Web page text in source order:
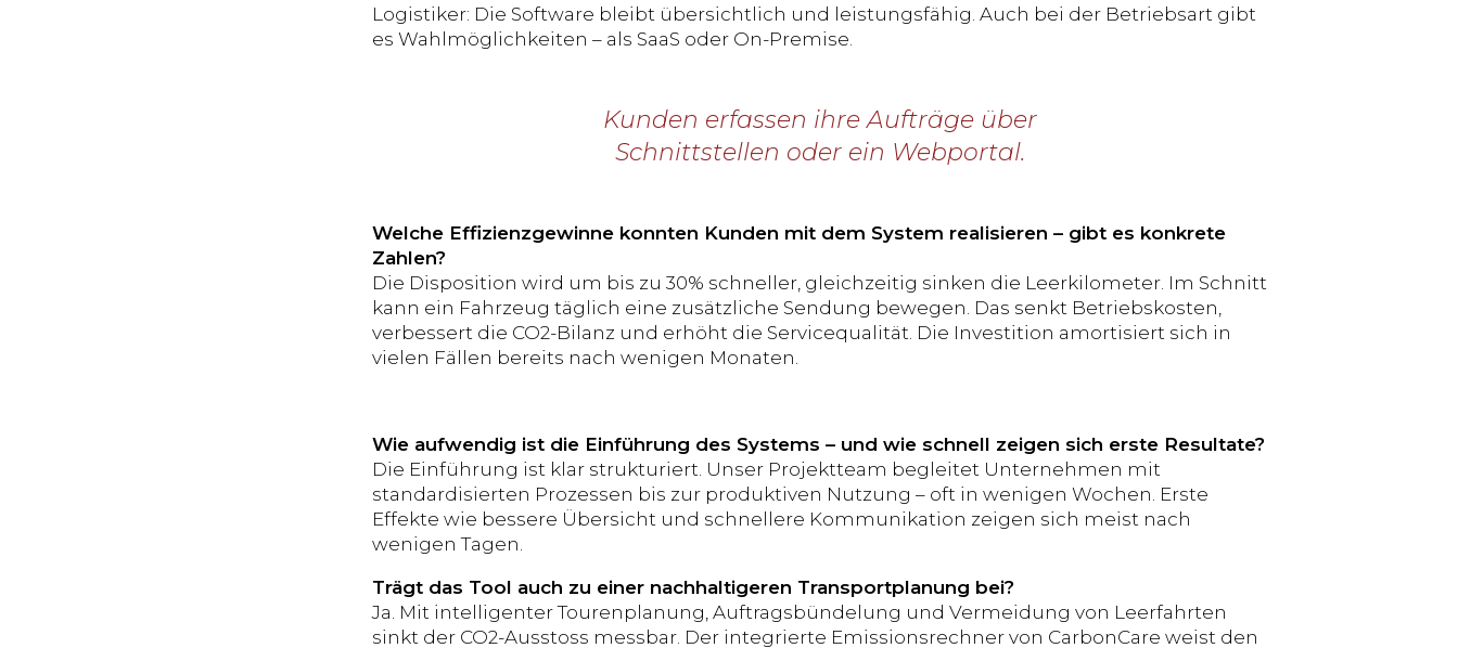
Logistiker: Die Software bleibt übersichtlich und leistungsfähig. Auch bei der Betriebsart gibt
es Wahlmöglichkeiten – als SaaS oder On-Premise.
Kunden erfassen ihre Aufträge über
Schnittstellen oder ein Webportal.
Welche Effizienzgewinne konnten Kunden mit dem System realisieren – gibt es konkrete
Zahlen?
Die Disposition wird um bis zu 30% schneller, gleichzeitig sinken die Leerkilometer. Im Schnitt
kann ein Fahrzeug täglich eine zusätzliche Sendung bewegen. Das senkt Betriebskosten,
verbessert die CO2-Bilanz und erhöht die Servicequalität. Die Investition amortisiert sich in
vielen Fällen bereits nach wenigen Monaten.
Wie aufwendig ist die Einführung des Systems – und wie schnell zeigen sich erste Resultate?
Die Einführung ist klar strukturiert. Unser Projektteam begleitet Unternehmen mit
standardisierten Prozessen bis zur produktiven Nutzung – oft in wenigen Wochen. Erste
Effekte wie bessere Übersicht und schnellere Kommunikation zeigen sich meist nach
wenigen Tagen.
Trägt das Tool auch zu einer nachhaltigeren Transportplanung bei?
Ja. Mit intelligenter Tourenplanung, Auftragsbündelung und Vermeidung von Leerfahrten
sinkt der CO2-Ausstoss messbar. Der integrierte Emissionsrechner von CarbonCare weist den